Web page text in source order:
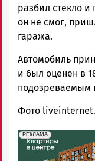
разбил стекло
он не смог,
гаража.
Автомобиль
и был оценен в
подозреваемым
Фото
erid: 2SDnjdeSPnB
РЕКЛАМА
Реклама